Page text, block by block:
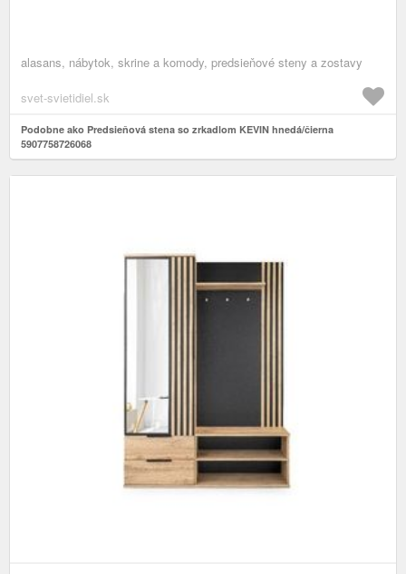
alasans, nábytok, skrine a komody, predsieňové steny a zostavy
svet-svietidiel.sk
Podobne ako Predsieňová stena so zrkadlom KEVIN hnedá/čierna
5907758726068